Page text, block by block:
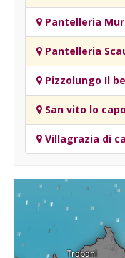
Pantelleria
Pantelleria
Pizzolungo Il
San vito lo
Villagrazia di